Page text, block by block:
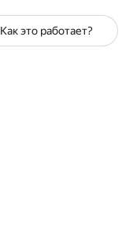
Как это работает?